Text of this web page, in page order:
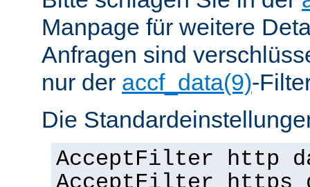
Manpage für weitere
Anfragen sind
nur der accf_data(9)-
Die
AcceptFilter http